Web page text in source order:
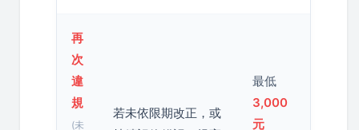
再
次
違
規
(未
若未依限期改正，或
最低
3,000
元